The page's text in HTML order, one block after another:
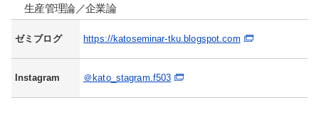
生産管理論／企業論
ゼミブログ https://katoseminar-tku.blogspot.com
Instagram ＠kato_stagram.f503